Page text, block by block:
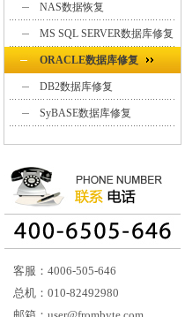
NAS数据恢复
MS SQL SERVER数据库修复
ORACLE数据库修复
DB2数据库修复
SyBASE数据库修复
客服：4006-505-646
总机：010-82492980